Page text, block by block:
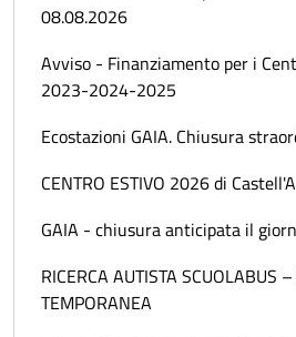
08.08.2026
Avviso - Finanziamento per i
2023-2024-2025
Ecostazioni GAIA. Chiusura
CENTRO ESTIVO 2026 di
GAIA - chiusura anticipata il
RICERCA AUTISTA SCUOLABUS
TEMPORANEA